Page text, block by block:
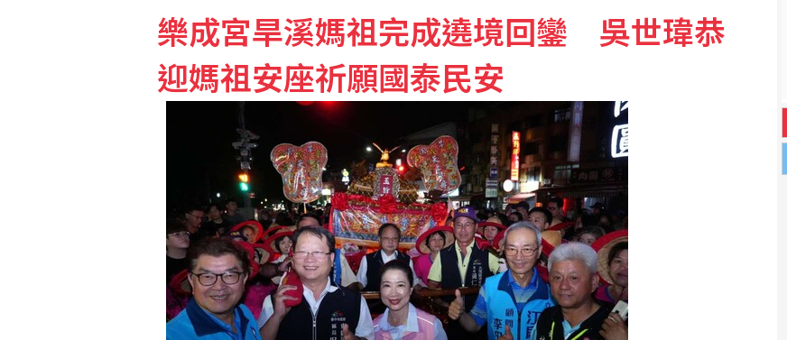
蔣萬安堅稱政府擋疫苗 沈伯洋：不好好說明反而造更多的謠
韓足協爆15年前性招待外籍裁判 涉案7場比賽零敗仗
樂成宮旱溪媽祖完成遶境回鑾 吳世瑋恭
迎媽祖安座祈願國泰民安